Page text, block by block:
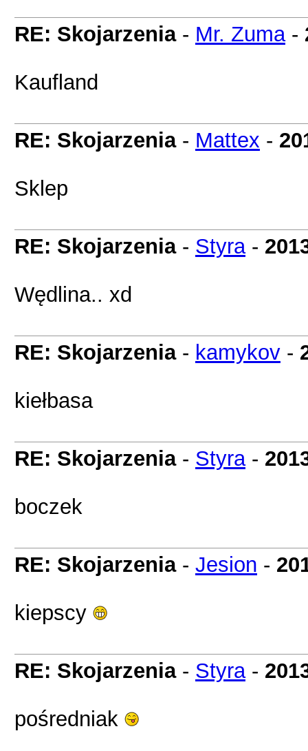
RE: Skojarzenia- Mr. Zuma-
Kaufland
RE: Skojarzenia- Mattex -
Sklep
RE: Skojarzenia- Styra-
Wędlina.. xd
RE: Skojarzenia- kamykov -
kiełbasa
RE: Skojarzenia- Styra-
boczek
RE: Skojarzenia- Jesion -
kiepscy
RE: Skojarzenia- Styra-
pośredniak